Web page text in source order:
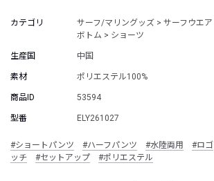
カテゴリ
サーフ/マリングッズ > サーフウエア
ボトム > ショーツ
生産国 中国
素材 ポリエステル100%
商品ID 53594
型番 ELY261027
#ショートパンツ #ハーフパンツ #水陸両用 #ロゴ
ッチ
#セットアップ #ポリエステル